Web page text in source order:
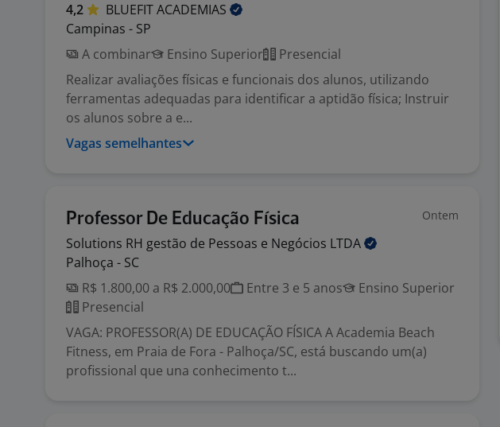
4,2 BLUEFITACADEMIAS
Campinas - SP
A combinar
Ensino Superior
Presencial
Realizar avaliações físicas e funcionais dos alunos, utilizando
ferramentas adequadas para identificar a aptidão física; Instruir
os alunos sobre a e...
Vagas semelhantes
Professor De Educação Física Ontem
Solutions RH gestão de Pessoas e Negócios LTDA
Palhoça - SC
R$ 1.800,00 a R$ 2.000,00
Entre 3 e 5 anos
Ensino Superior
Presencial
VAGA: PROFESSOR(A) DE EDUCAÇÃO FÍSICA A Academia Beach
Fitness, em Praia de Fora - Palhoça/SC, está buscando um(a)
profissional que una conhecimento t...